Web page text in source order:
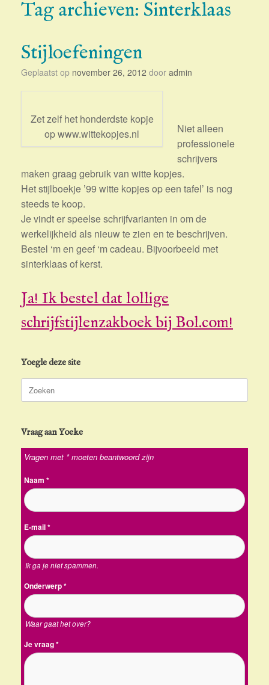
Tag archieven: Sinterklaas
Stijloefeningen
Geplaatst op november 26, 2012 door admin
Zet zelf het honderdste kopje
op www.wittekopjes.nl
Niet alleen
professionele
schrijvers
maken graag gebruik van witte kopjes.
Het stijlboekje ’99 witte kopjes op een tafel’ is nog
steeds te koop.
Je vindt er speelse schrijfvarianten in om de
werkelijkheid als nieuw te zien en te beschrijven.
Bestel ‘m en geef ‘m cadeau. Bijvoorbeeld met
sinterklaas of kerst.
Ja! Ik bestel dat lollige
schrijfstijlenzakboek bij Bol.com!
Yoegle deze site
Zoeken
naar:
Vraag aan Yoeke
Vragen met * moeten beantwoord zijn
Naam *
E-mail*
Ik ga je niet spammen.
Onderwerp*
Waar gaat het over?
Je vraag*